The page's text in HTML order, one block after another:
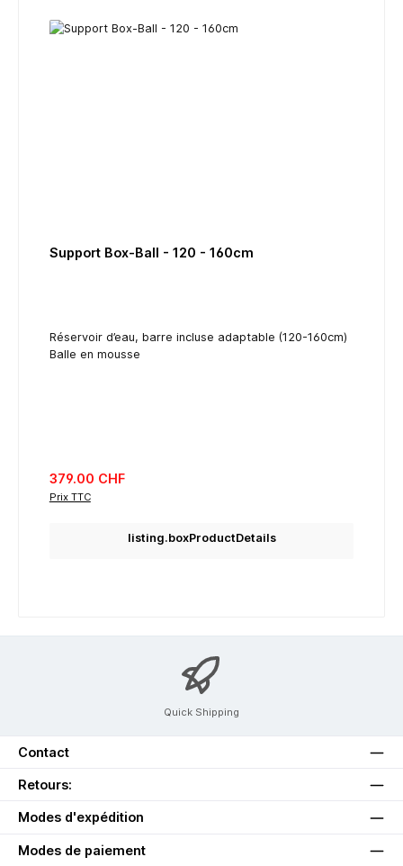
Support Box-Ball - 120 - 160cm
Réservoir d’eau, barre incluse adaptable (120-160cm)
Balle en mousse
listing.regularPriceLabel
379.00 CHF
Prix TTC
listing.boxProductDetails
Quick Shipping
Contact
Retours:
Modes d'expédition
Modes de paiement